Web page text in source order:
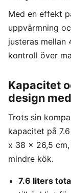
Med en effekt
uppvärmning
justeras mellan
kontroll över
Kapacitet
design
Trots sin
kapacitet på
x 38 x 26,5
mindre kök.
7.6 liters